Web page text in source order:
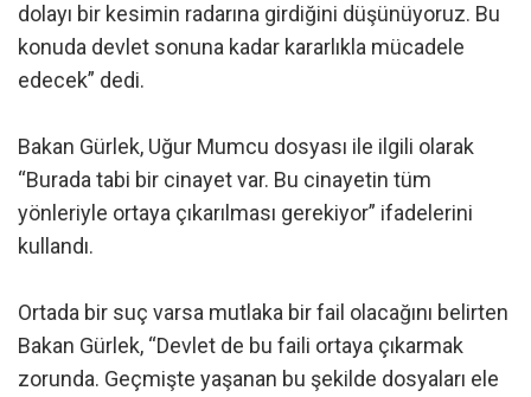
dolayı bir kesimin radarına girdiğini düşünüyoruz. Bu
konuda devlet sonuna kadar kararlıkla mücadele
edecek” dedi.
Bakan Gürlek, Uğur Mumcu dosyası ile ilgili olarak
“Burada tabi bir cinayet var. Bu cinayetin tüm
yönleriyle ortaya çıkarılması gerekiyor” ifadelerini
kullandı.
Ortada bir suç varsa mutlaka bir fail olacağını belirten
Bakan Gürlek, “Devlet de bu faili ortaya çıkarmak
zorunda. Geçmişte yaşanan bu şekilde dosyaları ele